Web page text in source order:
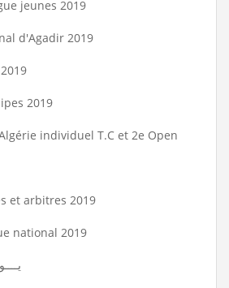
jeunes 2019
d'Agadir 2019
2019
individuel T.C et 2e Open
et arbitres 2019
national 2019